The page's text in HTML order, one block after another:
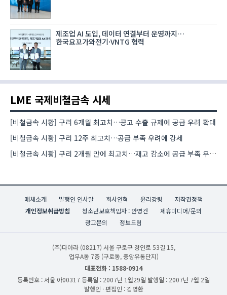
제조업 AI 도입, 데이터 연결부터 운영까지…
한국요꼬가와전기·VNTG 협력
LME 국제비철금속 시세
[비철금속 시황] 구리 6개월 최고치…콩고 수출 규제에 공급 우려 확대
[비철금속 시황] 구리 12주 최고치…공급 부족 우려에 강세
[비철금속 시황] 구리 2개월 만에 최고치…재고 감소에 공급 부족 우려 확대
매체소개 발행인 인사말 회사연혁 윤리강령
저작권정책
개인정보취급방침
청소년보호책임자 : 안영건
제휴미디어/문의
광고문의
정보드림
(주)다아라 (08217) 서울 구로구 경인로 53길 15,
업무A동 7층 (구로동, 중앙유통단지)
대표전화 : 1588-0914
등록번호 : 서울 아00317 등록일 : 2007년 1월29일 발행일 : 2007년 7월 2일
발행인 · 편집인 : 김영환